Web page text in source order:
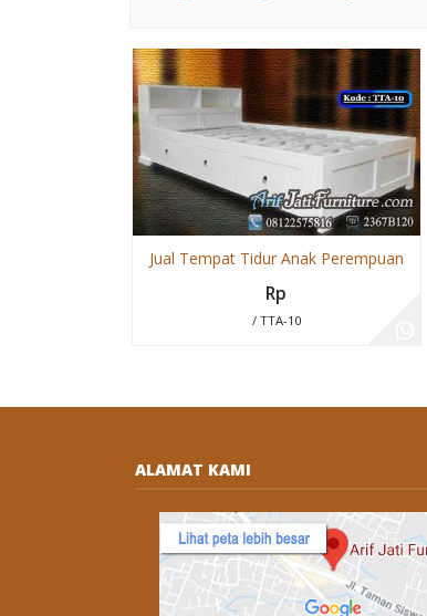
Jual Tempat Tidur Anak Perempuan
Rp
/ TTA-10
ALAMAT KAMI